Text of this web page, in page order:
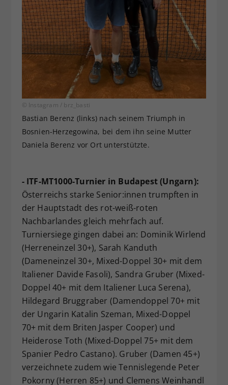
© Instagram / brz_basti
Bastian Berenz (links) nach seinem Triumph in
Bosnien-Herzegowina, bei dem ihn seine Mutter
Daniela Berenz vor Ort unterstützte.
- ITF-MT1000-Turnier in Budapest (Ungarn):
Österreichs starke Senior:innen trumpften in
der Hauptstadt des rot-weiß-roten
Nachbarlandes gleich mehrfach auf.
Turniersiege gingen dabei an: Dominik Wirlend
(Herreneinzel 30+), Sarah Kanduth
(Dameneinzel 30+, Mixed-Doppel 30+ mit dem
Italiener Davide Fasoli), Sandra Gruber (Mixed-
Doppel 40+ mit dem Italiener Luca Serena),
Hildegard Bruggraber (Damendoppel 70+ mit
der Ungarin Katalin Szeman, Mixed-Doppel
70+ mit dem Briten Jasper Cooper) und
Heiderose Toth (Mixed-Doppel 75+ mit dem
Spanier Pedro Castano). Gruber (Damen 45+)
verzeichnete zudem wie Tennislegende Peter
Pokorny (Herren 85+) und Clemens Weinhandl